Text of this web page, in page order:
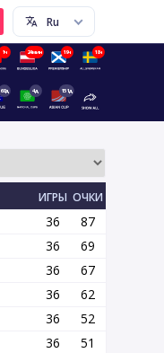
1ч 24мин 19ч 18ч
68д 4д 151д
20 тур 21 тур
ИГРЫ ОЧКИ
36
87
36
69
36
67
36
62
36
52
36 51